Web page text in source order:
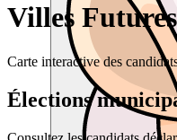
Villes
Carte interactive des
Élections